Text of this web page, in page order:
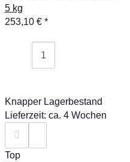
5 kg
253,10 € *
Knapper Lagerbestand
Lieferzeit: ca. 4 Wochen
Top